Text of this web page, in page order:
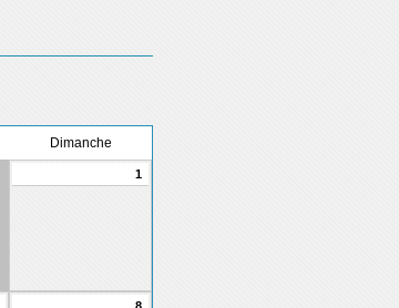
Dimanche
1